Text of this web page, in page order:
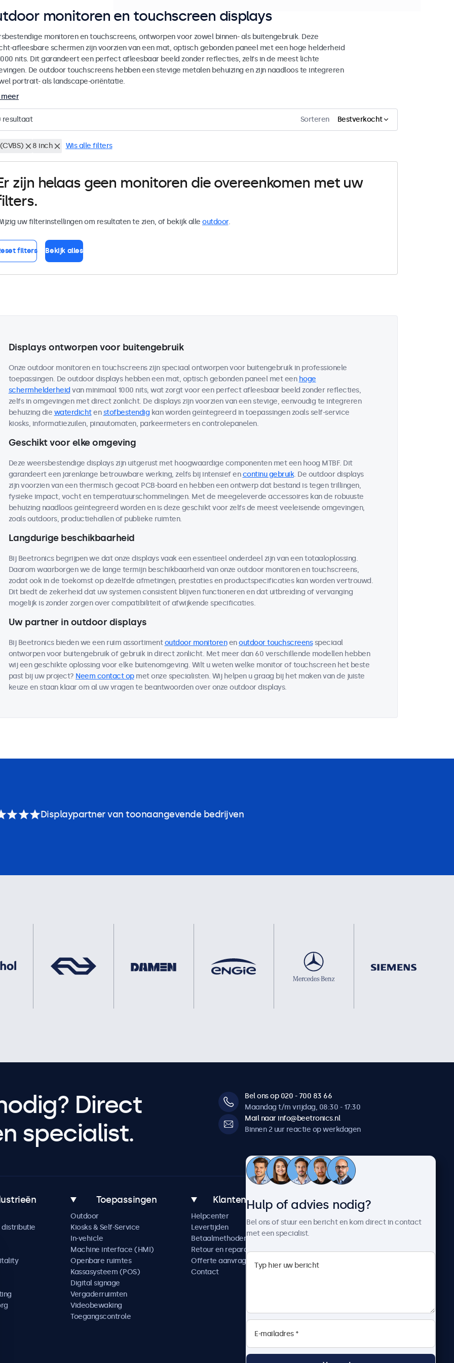
monitoren en touchscreen displays
monitoren en touchscreens, ontworpen voor zowel binnen- als buitengebruik. Deze
afleesbare schermen zijn voorzien van een mat, optisch gebonden paneel met een hoge helderheid
nits. Dit garandeert een perfect afleesbaar beeld zonder reflecties, zelfs in de meest lichte
De outdoor touchscreens hebben een stevige metalen behuizing en zijn naadloos te integreren
portrait- als landscape-oriëntatie.
meer
resultaat Sorteren Bestverkocht
8 inch Wis alle filters
zijn helaas geen monitoren die overeenkomen met uw
uw filterinstellingen om resultaten te zien, of bekijk alle outdoor.
filters Bekijk alles
Displays ontworpen voor buitengebruik
Onze outdoor monitoren en touchscreens zijn speciaal ontworpen voor buitengebruik in professionele
toepassingen. De outdoor displays hebben een mat, optisch gebonden paneel met een hoge
schermhelderheid van minimaal 1000 nits, wat zorgt voor een perfect afleesbaar beeld zonder reflecties,
zelfs in omgevingen met direct zonlicht. De displays zijn voorzien van een stevige, eenvoudig te integreren
behuizing die waterdichtenstofbestendig kan worden geïntegreerd in toepassingen zoals self-service
kiosks, informatiezuilen, pinautomaten, parkeermeters en controlepanelen.
Geschikt voor elke omgeving
Deze weersbestendige displays zijn uitgerust met hoogwaardige componenten met een hoog MTBF. Dit
garandeert een jarenlange betrouwbare werking, zelfs bij intensief encontinu gebruik. De outdoor displays
zijn voorzien van een thermisch gecoat PCB-board en hebben een ontwerp dat bestand is tegen trillingen,
fysieke impact, vocht en temperatuurschommelingen. Met de meegeleverde accessoires kan de robuuste
behuizing naadloos geïntegreerd worden en is deze geschikt voor zelfs de meest veeleisende omgevingen,
zoals outdoors, productiehallen of publieke ruimten.
Langdurige beschikbaarheid
Bij Beetronics begrijpen we dat onze displays vaak een essentieel onderdeel zijn van een totaaloplossing.
Daarom waarborgen we de lange termijn beschikbaarheid van onze outdoor monitoren en touchscreens,
zodat ook in de toekomst op dezelfde afmetingen, prestaties en productspecificaties kan worden vertrouwd.
Dit biedt de zekerheid dat uw systemen consistent blijven functioneren en dat uitbreiding of vervanging
mogelijk is zonder zorgen over compatibiliteit of afwijkende specificaties.
Uw partner in outdoor displays
Bij Beetronics bieden we een ruim assortimentoutdoor monitorenenoutdoor touchscreensspeciaal
ontworpen voor buitengebruik of gebruik in direct zonlicht. Met meer dan 60 verschillende modellen hebben
wij een geschikte oplossing voor elke buitenomgeving. Wilt u weten welke monitor of touchscreen het beste
past bij uw project? Neem contact opmet onze specialisten. Wij helpen u graag bij het maken van de juiste
keuze en staan klaar om al uw vragen te beantwoorden over onze outdoor displays.
Displaypartner van toonaangevende bedrijven
Direct
specialist.
Bel ons op 020 - 700 83 66
Maandag t/m vrijdag, 08:30 - 17:30
Mail naar info@beetronics.nl
Binnen 2 uur reactie op werkdagen
distributie
Toepassingen
Outdoor
Kiosks & Self-Service
In-vehicle
Machine interface (HMI)
Openbare ruimtes
Kassasysteem (POS)
Digital signage
Vergaderruimten
Videobewaking
Toegangscontrole
Klantenservice
Helpcenter
Levertijden
Betaalmethoden
Retour en reparatie
Offerte aanvragen
Contact
Over Beetronics
Nieuws en updates
Werken bij Beetronics
Algemene voorwaarden
Hulp of advies nodig?
Bel ons of stuur een bericht en kom direct in contact
met een specialist.